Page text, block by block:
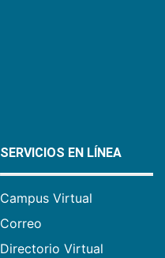
SERVICIOS EN LÍNEA
Campus Virtual
Correo
Directorio Virtual